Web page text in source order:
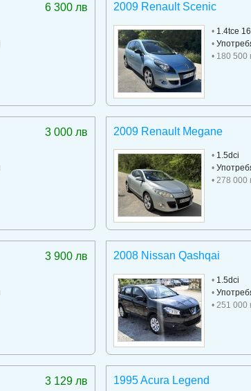
6 300 лв 2009 Renault Scenic
•1.4tce
•
• 180 500
3 000 лв 2009 Renault Megane
•1.5dci
•
• 278 000
3 900 лв 2008 Nissan Qashqai
•1.5dci
•
• 251 000
3 129 лв 1995 Acura Legend